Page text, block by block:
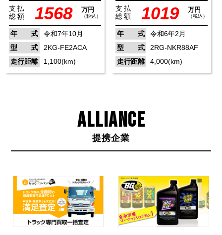
支払
総額
1568 万円
（税込）
年 式
令和7年10月
型 式
2KG-FE2ACA
走行距離
1,100(km)
支払
総額
1019 万円
（税込）
年 式
令和6年2月
型 式
2RG-NKR88AF
走行距離
4,000(km)
ALLIANCE
提携企業